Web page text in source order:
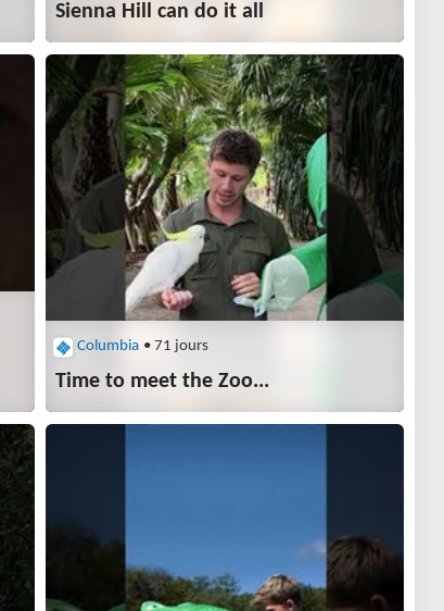
Sienna Hill can do it all
Columbia • 71 jours
Time to meet the Zoo...